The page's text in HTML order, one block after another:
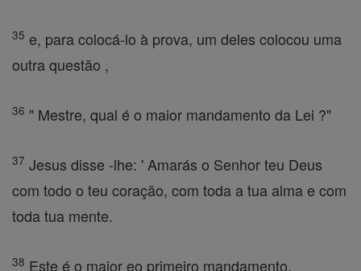
35 e, para colocá-lo à prova, um deles colocou uma
outra questão ,
36 " Mestre, qual é o maior mandamento da Lei ?"
37 Jesus disse -lhe: ' Amarás o Senhor teu Deus
com todo o teu coração, com toda a tua alma e com
toda tua mente.
38 Este é o maior eo primeiro mandamento.